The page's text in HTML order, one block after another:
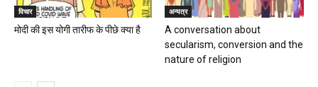
विचार
मोदी की इस योगी तारीफ के पीछे क्या है
अन्यत्र
A conversation about
secularism, conversion and the
nature of religion